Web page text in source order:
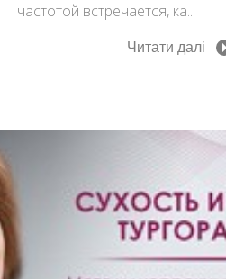
частотой встречается, ка...
Читати далі